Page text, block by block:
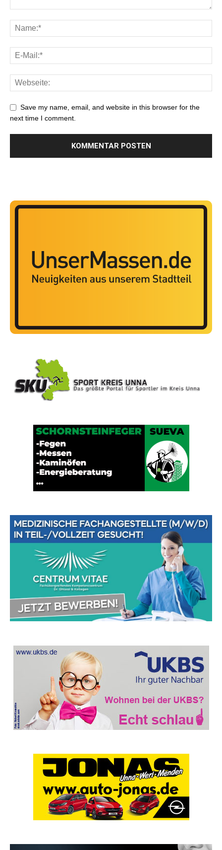
Save my name, email, and website in this browser for the
next time I comment.